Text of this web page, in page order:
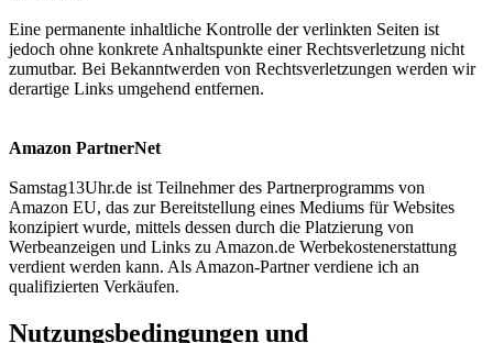
Eine permanente inhaltliche Kontrolle der verlinkten Seiten ist
jedoch ohne konkrete Anhaltspunkte einer Rechtsverletzung nicht
zumutbar. Bei Bekanntwerden von Rechtsverletzungen werden wir
derartige Links umgehend entfernen.
Amazon PartnerNet
Samstag13Uhr.de ist Teilnehmer des Partnerprogramms von
Amazon EU, das zur Bereitstellung eines Mediums für Websites
konzipiert wurde, mittels dessen durch die Platzierung von
Werbeanzeigen und Links zu Amazon.de Werbekostenerstattung
verdient werden kann. Als Amazon-Partner verdiene ich an
qualifizierten Verkäufen.
Nutzungsbedingungen und